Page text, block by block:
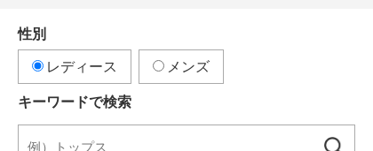
性別
レディース メンズ
キーワードで検索